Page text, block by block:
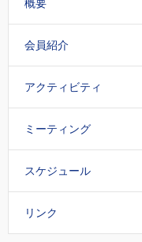
概要
会員紹介
アクティビティ
ミーティング
スケジュール
リンク